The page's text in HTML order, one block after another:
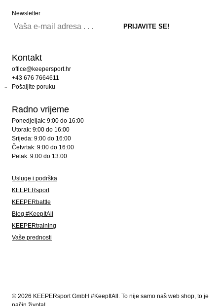
Newsletter
Kontakt
office@keepersport.hr
+43 676 7664611
Pošaljite poruku
Radno vrijeme
Ponedjeljak: 9:00 do 16:00
Utorak: 9:00 do 16:00
Srijeda: 9:00 do 16:00
Četvrtak: 9:00 do 16:00
Petak: 9:00 do 13:00
Usluge i podrška
KEEPERsport
KEEPERbattle
Blog #KeepItAll
KEEPERtraining
Vaše prednosti
© 2026 KEEPERsport GmbH #KeepItAll. To nije samo naš web shop, to je